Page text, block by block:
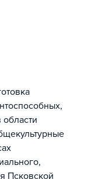
Псковской